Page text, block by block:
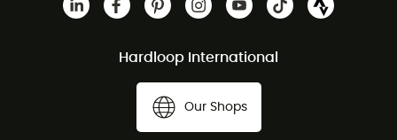
Hardloop International
Our Shops